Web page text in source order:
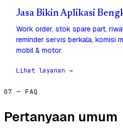
Jasa Bikin Aplikasi
Work order, stok spare part,
reminder servis berkala, komisi
mobil & motor.
Lihat layanan →
07 — FAQ
Pertanyaan umum